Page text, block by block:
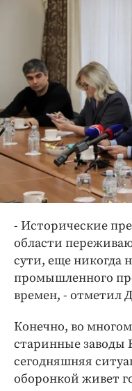
- Исторические
области
сути, еще никогда
промышленного
времен, - отметил
Конечно, во
старинные заводы
сегодняшняя
оборонкой живет